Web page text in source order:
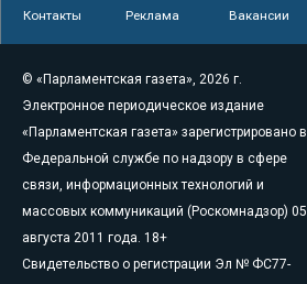
Контакты Реклама Вакансии
© «Парламентская газета», 2026 г.
Электронное периодическое издание
«Парламентская газета» зарегистрировано в
Федеральной службе по надзору в сфере
связи, информационных технологий и
массовых коммуникаций (Роскомнадзор) 05
августа 2011 года. 18+
Свидетельство о регистрации Эл № ФС77-